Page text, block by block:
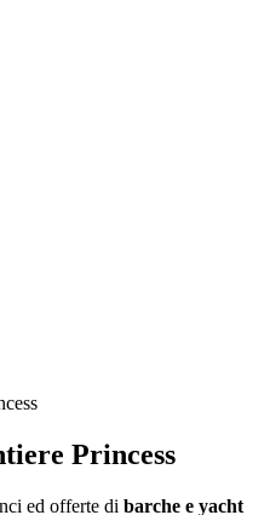
Princess
ed offerte di barche e yacht